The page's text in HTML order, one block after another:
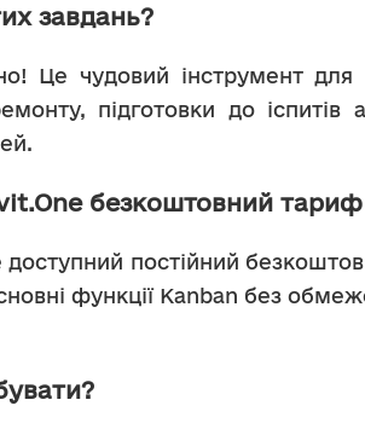
завдань?
Це чудовий інструмент для
підготовки до іспитів
безкоштовний
доступний постійний
функції Kanban без